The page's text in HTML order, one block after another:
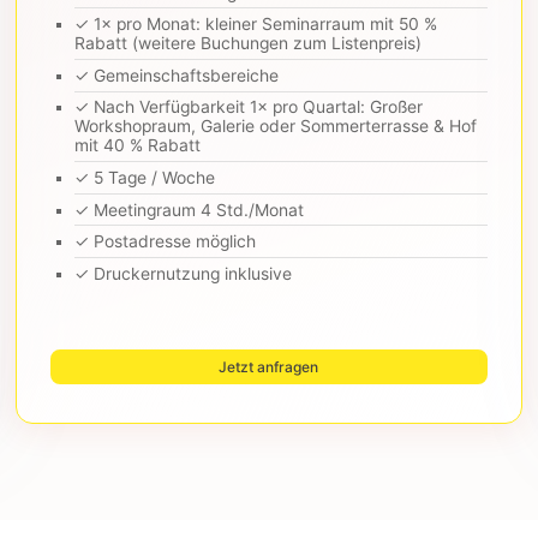
✓ 1× pro Monat: kleiner Seminarraum mit 50 %
Rabatt (weitere Buchungen zum Listenpreis)
✓ Gemeinschaftsbereiche
✓ Nach Verfügbarkeit 1× pro Quartal: Großer
Workshopraum, Galerie oder Sommerterrasse & Hof
mit 40 % Rabatt
✓ 5 Tage / Woche
✓ Meetingraum 4 Std./Monat
✓ Postadresse möglich
✓ Druckernutzung inklusive
Jetzt anfragen